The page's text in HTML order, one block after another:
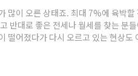
많이 오른 상태죠. 최대 7%에 육박
반대로 좋은 전세나 월세를 찾는 분
떨어졌다가 다시 오르고 있는 현상
는 것입니다. 본 포스팅에서는 보증금